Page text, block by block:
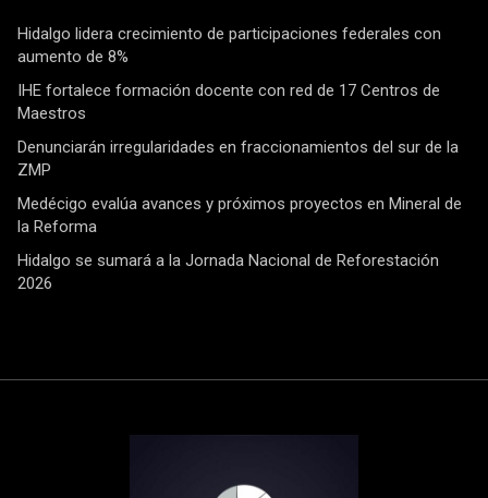
Hidalgo lidera crecimiento de participaciones federales con
aumento de 8%
IHE fortalece formación docente con red de 17 Centros de
Maestros
Denunciarán irregularidades en fraccionamientos del sur de la
ZMP
Medécigo evalúa avances y próximos proyectos en Mineral de
la Reforma
Hidalgo se sumará a la Jornada Nacional de Reforestación
2026